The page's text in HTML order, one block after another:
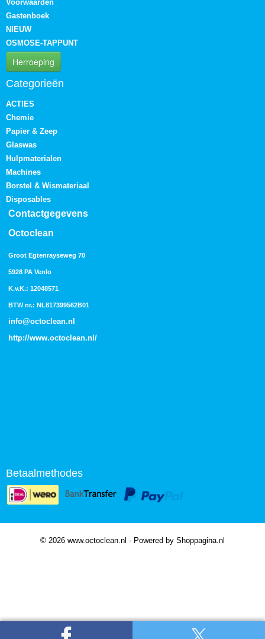
Voorwaarden
Gastenboek
NIEUW
OSMOSE-TAPPUNT
Herroeping
Categorieën
ACTIES
Chemie
Papier & Zeep
Glaswas
Hulpmaterialen
Machines
Borstel & Wismateriaal
Disposables
Contactgegevens
Octoclean
Groot Egtenrayseweg 70
5928 PA Venlo
K.v.K.: 12048571
BTW nr.: NL817399562B01
info@octoclean.nl
http://www.octoclean.nl /
Betaalmethodes
© 2026 www.octoclean.nl - Powered by Shoppagina.nl